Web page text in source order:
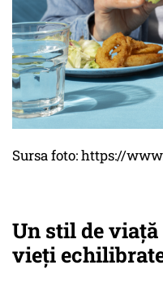
Sursa foto: https://
Un stil de
vieți